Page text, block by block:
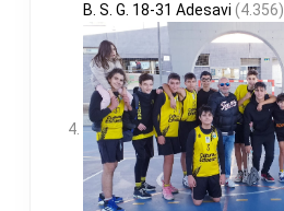
B. S. G. 18-31 Adesavi (4.356)